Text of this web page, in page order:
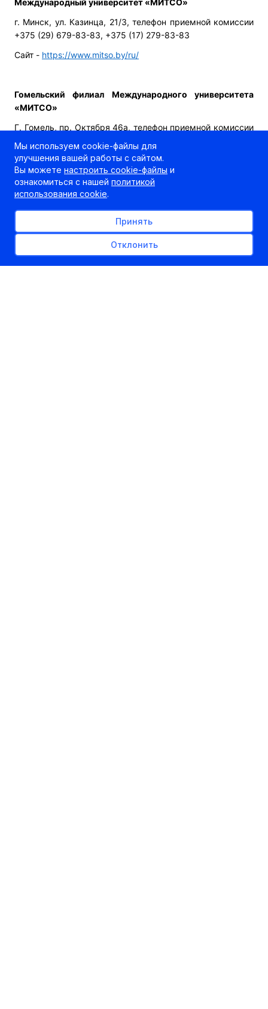
Международный университет «МИТСО»
г. Минск, ул. Казинца, 21/3, телефон приемной комиссии
+375 (29) 679-83-83, +375 (17) 279-83-83
Сайт - https://www.mitso.by/ru/
Гомельский филиал Международного университета
«МИТСО»
Г. Гомель, пр. Октября 46а, телефон приемной комиссии
+375 (29) 331-00-55, +375 (232) 31-99-87
Сайт -https://gomel.mitso.by/
Мы используем cookie-файлы для
улучшения вашей работы с сайтом.
Вы можете настроить cookie-файлы и
ознакомиться с нашей политикой
использования cookie.
Принять
Отклонить